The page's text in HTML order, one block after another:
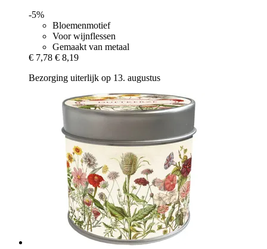
-5%
Bloemenmotief
Voor wijnflessen
Gemaakt van metaal
€ 7,78 € 8,19
Bezorging uiterlijk op 13. augustus